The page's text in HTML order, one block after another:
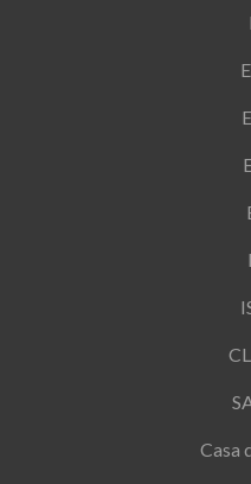
Casa